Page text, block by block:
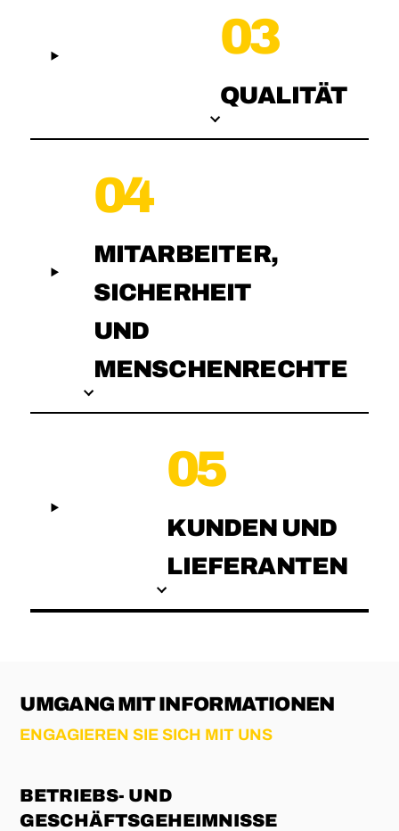
03
QUALITÄT
04
MITARBEITER,
SICHERHEIT
UND
MENSCHENRECHTE
05
KUNDEN UND
LIEFERANTEN
UMGANG MIT INFORMATIONEN
ENGAGIEREN SIE SICH MIT UNS
BETRIEBS- UND
GESCHÄFTSGEHEIMNISSE